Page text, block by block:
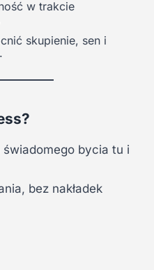
w trakcie
skupienie, sen i
bycia tu i
bez nakładek